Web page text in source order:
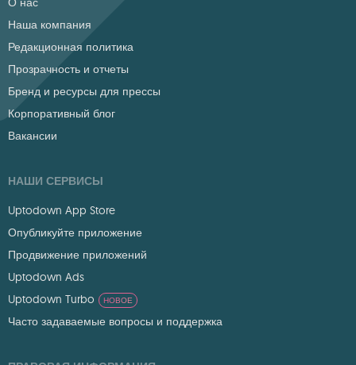
Наша компания
Редакционная политика
Прозрачность и отчеты
Бренд и ресурсы для прессы
Корпоративный блог
Вакансии
НАШИ СЕРВИСЫ
Uptodown App Store
Опубликуйте приложение
Продвижение приложений
Uptodown Ads
Uptodown Turbo
НОВОЕ
Часто задаваемые вопросы и поддержка